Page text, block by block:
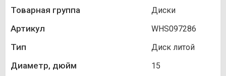
Товарная группа Диски
Артикул WHS097286
Тип Диск литой
Диаметр, дюйм 15